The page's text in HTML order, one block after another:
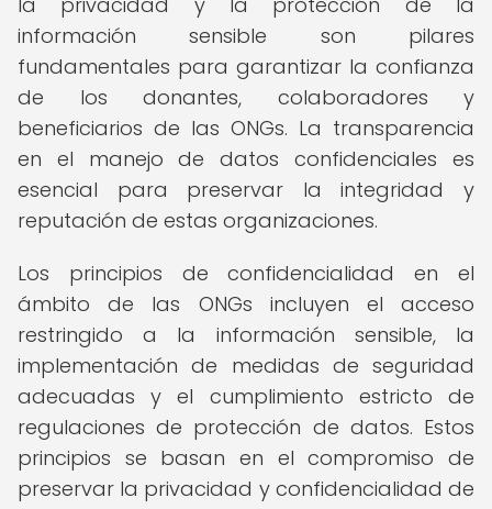
información sensible son pilares
fundamentales para garantizar la confianza
de los donantes, colaboradores y
beneficiarios de las ONGs. La transparencia
en el manejo de datos confidenciales es
esencial para preservar la integridad y
reputación de estas organizaciones.
Los principios de confidencialidad en el
ámbito de las ONGs incluyen el acceso
restringido a la información sensible, la
implementación de medidas de seguridad
adecuadas y el cumplimiento estricto de
regulaciones de protección de datos. Estos
principios se basan en el compromiso de
preservar la privacidad y confidencialidad de